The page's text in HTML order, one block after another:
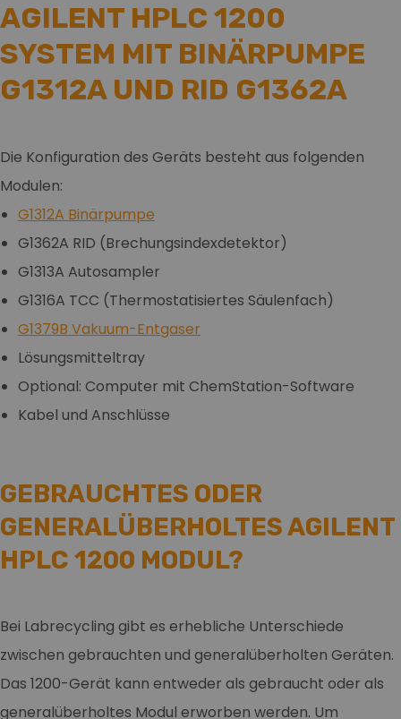
AGILENT HPLC 1200
SYSTEM MIT BINÄRPUMPE
G1312A UND RID G1362A
Die Konfiguration des Geräts besteht aus folgenden
Modulen:
G1312A Binärpumpe
G1362A RID (Brechungsindexdetektor)
G1313A Autosampler
G1316A TCC (Thermostatisiertes Säulenfach)
G1379B Vakuum-Entgaser
Lösungsmitteltray
Optional: Computer mit ChemStation-Software
Kabel und Anschlüsse
GEBRAUCHTES ODER
GENERALÜBERHOLTES AGILENT
HPLC 1200 MODUL?
Bei Labrecycling gibt es erhebliche Unterschiede
zwischen gebrauchten und generalüberholten Geräten.
Das 1200-Gerät kann entweder als gebraucht oder als
generalüberholtes Modul erworben werden. Um